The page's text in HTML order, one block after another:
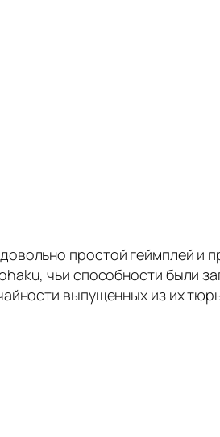
простой геймплей и
чьи способности были
выпущенных из их